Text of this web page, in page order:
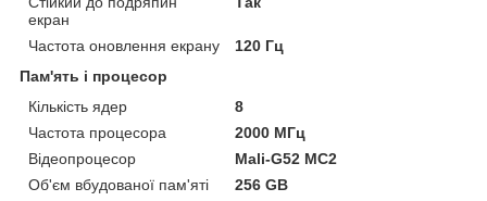
екран
Частота оновлення екрану
120 Гц
Пам'ять і процесор
Кількість ядер
8
Частота процесора
2000 МГц
Відеопроцесор
Mali-G52 MC2
Об'єм вбудованої пам'яті
256 GB